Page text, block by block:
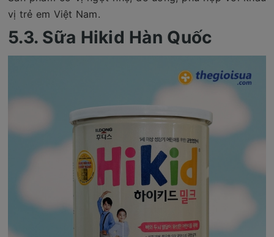
vị trẻ em Việt Nam.
5.3. Sữa Hikid Hàn Quốc